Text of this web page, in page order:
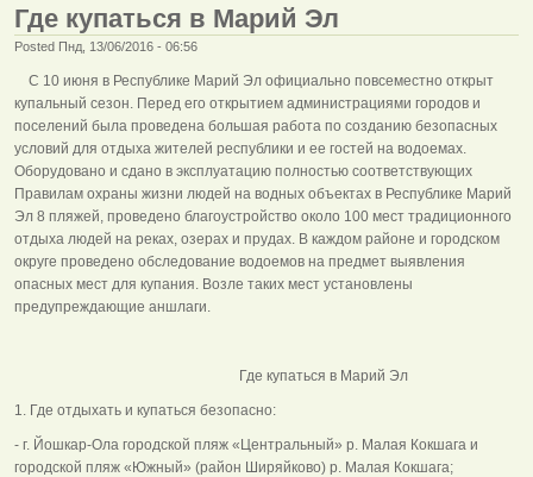
Где купаться в Марий Эл
Posted Пнд, 13/06/2016 - 06:56
С 10 июня в Республике Марий Эл официально повсеместно открыт
купальный сезон. Перед его открытием администрациями городов и
поселений была проведена большая работа по созданию безопасных
условий для отдыха жителей республики и ее гостей на водоемах.
Оборудовано и сдано в эксплуатацию полностью соответствующих
Правилам охраны жизни людей на водных объектах в Республике Марий
Эл 8 пляжей, проведено благоустройство около 100 мест традиционного
отдыха людей на реках, озерах и прудах. В каждом районе и городском
округе проведено обследование водоемов на предмет выявления
опасных мест для купания. Возле таких мест установлены
предупреждающие аншлаги.
Где купаться в Марий Эл
1. Где отдыхать и купаться безопасно:
- г. Йошкар-Ола городской пляж «Центральный» р. Малая Кокшага и
городской пляж «Южный» (район Ширяйково) р. Малая Кокшага;